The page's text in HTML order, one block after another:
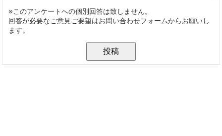
※このアンケートへの個別回答は致しません。
回答が必要なご意見ご要望はお問い合わせフォームからお願いし
ます。